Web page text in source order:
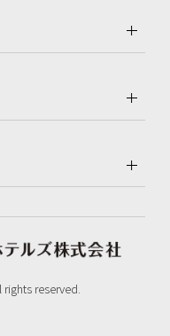
rights reserved.